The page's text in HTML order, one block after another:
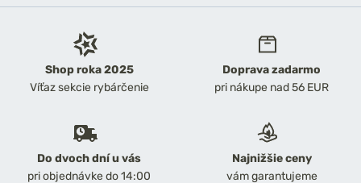
Shop roka 2025
Víťaz sekcie rybárčenie
Doprava zadarmo
pri nákupe nad 56 EUR
Do dvoch dní u vás
pri objednávke do 14:00
Najnižšie ceny
vám garantujeme